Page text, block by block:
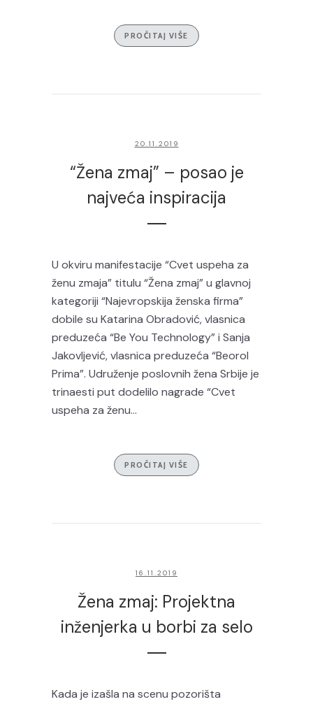
PROČITAJ VIŠE
20.11.2019
“Žena zmaj” – posao je
najveća inspiracija
U okviru manifestacije “Cvet uspeha za
ženu zmaja” titulu “Žena zmaj” u glavnoj
kategoriji “Najevropskija ženska firma”
dobile su Katarina Obradović, vlasnica
preduzeća “Be You Technology” i Sanja
Jakovljević, vlasnica preduzeća “Beorol
Prima”. Udruženje poslovnih žena Srbije je
trinaesti put dodelilo nagrade “Cvet
uspeha za ženu...
PROČITAJ VIŠE
16.11.2019
Žena zmaj: Projektna
inženjerka u borbi za selo
Kada je izašla na scenu pozorišta